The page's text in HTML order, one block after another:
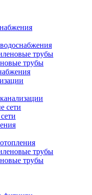
трубы
трубы
сети
трубы
трубы